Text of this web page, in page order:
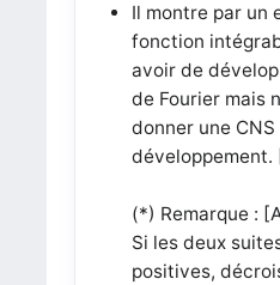
Il montre par un
fonction
avoir de
de Fourier mais
donner une
développement.
(*) Remarque :
Si les deux
positives,